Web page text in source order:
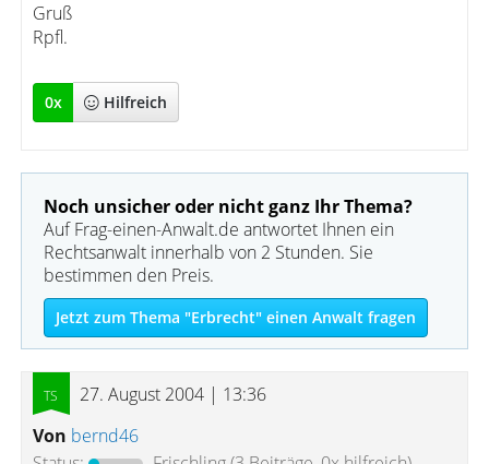
Gruß
Rpfl.
0x Hilfreich
Noch unsicher oder nicht ganz Ihr Thema?
Auf Frag-einen-Anwalt.de antwortet Ihnen ein
Rechtsanwalt innerhalb von 2 Stunden. Sie
bestimmen den Preis.
Jetzt zum Thema "Erbrecht" einen Anwalt fragen
27. August 2004 | 13:36
Von bernd46